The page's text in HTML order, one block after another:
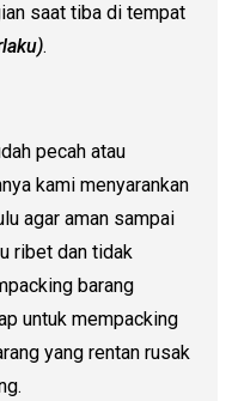
saat tiba di tempat
.
pecah atau
kami menyarankan
agar aman sampai
ribet dan tidak
barang
untuk mempacking
yang rentan rusak